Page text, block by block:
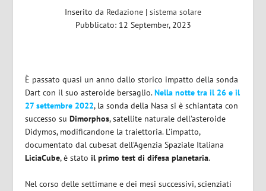
Inserito da Redazione | sistema solare
Pubblicato: 12 September, 2023
È passato quasi un anno dallo storico impatto della sonda
Dart con il suo asteroide bersaglio.Nella notte tra il 26 e il
27 settembre 2022, la sonda della Nasa si è schiantata con
successo suDimorphos, satellite naturale dell’asteroide
Didymos, modificandone la traiettoria. L’impatto,
documentato dal cubesat dell’Agenzia Spaziale Italiana
LiciaCube, è statoil primo test di difesa planetaria.
Nel corso delle settimane e dei mesi successivi, scienziati